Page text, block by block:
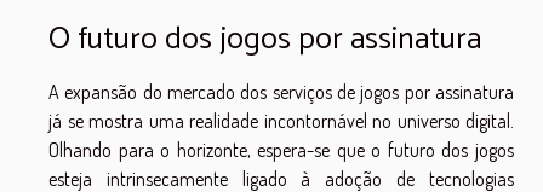
O futuro dos jogos por assinatura
A expansão do mercado dos serviços de jogos por assinatura
já se mostra uma realidade incontornável no universo digital.
Olhando para o horizonte, espera-se que o futuro dos jogos
esteja intrinsecamente ligado à adoção de tecnologias